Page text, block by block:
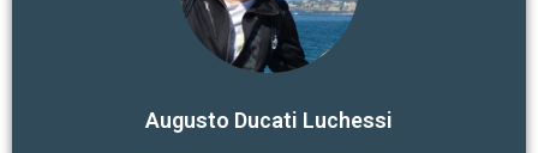
Augusto Ducati Luchessi